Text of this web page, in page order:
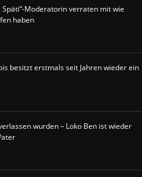
Späti“-Moderatorin verraten mit wie
haben
besitzt erstmals seit Jahren wieder ein
wurden – Loko Ben ist wieder